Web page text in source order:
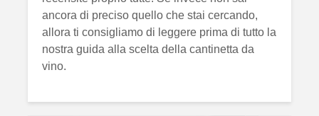
ancora di preciso quello che stai cercando,
allora ti consigliamo di leggere prima di tutto la
nostra guida alla scelta della cantinetta da
vino.